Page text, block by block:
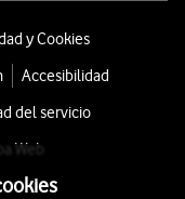
y Cookies
Accesibilidad
del servicio
Web